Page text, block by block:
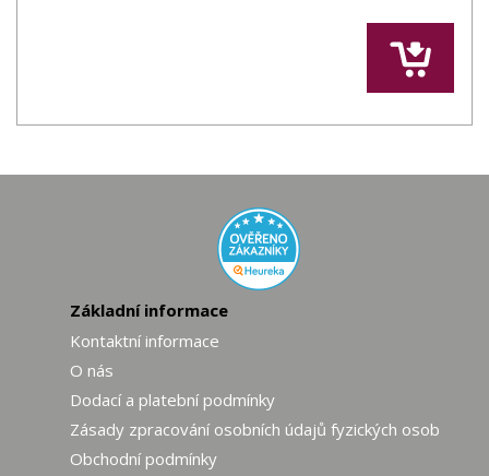
Základní informace
Kontaktní informace
O nás
Dodací a platební podmínky
Zásady zpracování osobních údajů fyzických osob
Obchodní podmínky